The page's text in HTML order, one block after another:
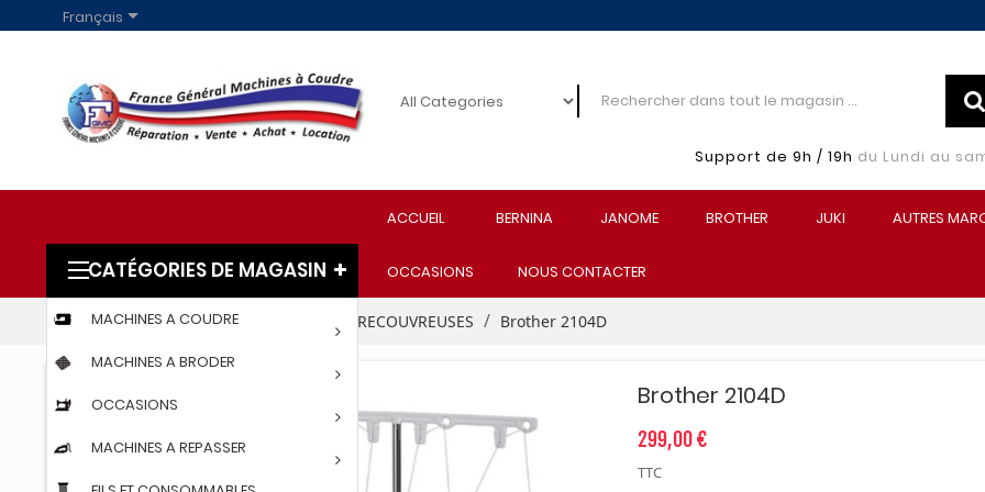
Français
Support de 9h / 19h du Lundi au
ACCUEIL BERNINA JANOME BROTHER JUKI AUTRES
OCCASIONS NOUS CONTACTER
CATÉGORIES DE MAGASIN
MACHINES A COUDRE
MACHINES A BRODER
OCCASIONS
MACHINES A REPASSER
Accueil PARTICULIERS SURJETEUSES RECOUVREUSES Brother 2104D
Brother 2104D
299,00 €
TTC